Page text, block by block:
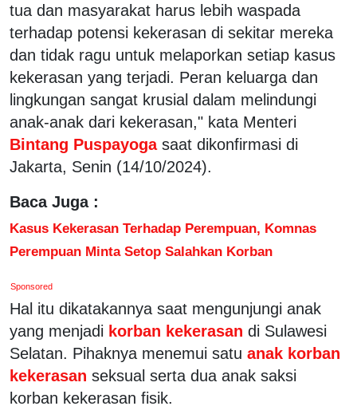
tua dan masyarakat harus lebih waspada
terhadap potensi kekerasan di sekitar mereka
dan tidak ragu untuk melaporkan setiap kasus
kekerasan yang terjadi. Peran keluarga dan
lingkungan sangat krusial dalam melindungi
anak-anak dari kekerasan," kata Menteri
Bintang Puspayoga saat dikonfirmasi di
Jakarta, Senin (14/10/2024).
Baca Juga :
Kasus Kekerasan Terhadap Perempuan, Komnas
Perempuan Minta Setop Salahkan Korban
Sponsored
Hal itu dikatakannya saat mengunjungi anak
yang menjadi korban kekerasan di Sulawesi
Selatan. Pihaknya menemui satu anak korban
kekerasan seksual serta dua anak saksi
korban kekerasan fisik.